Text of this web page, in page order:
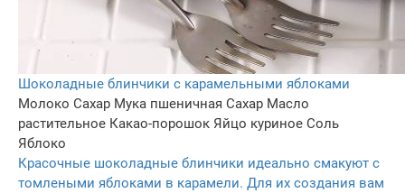
Шоколадные блинчики с карамельными яблоками
Молоко Сахар Мука пшеничная Сахар Масло
растительное Какао-порошок Яйцо куриное Соль
Яблоко
Красочные шоколадные блинчики идеально смакуют с
томлеными яблоками в карамели. Для их создания вам